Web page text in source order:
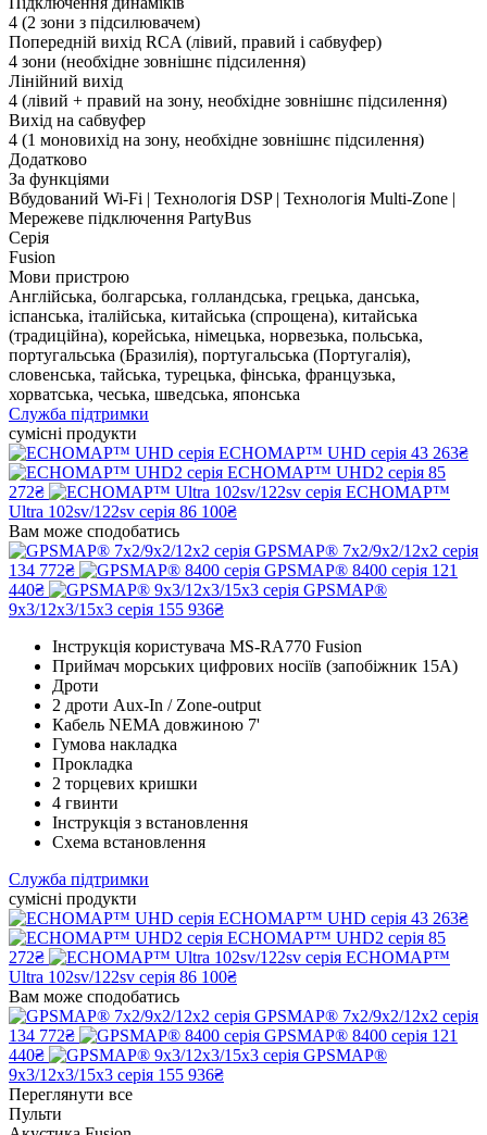
4 (2 зони з підсилювачем)
Попередній вихід RCA (лівий, правий і сабвуфер)
4 зони (необхідне зовнішнє підсилення)
Лінійний вихід
4 (лівий + правий на зону, необхідне зовнішнє підсилення)
Вихід на сабвуфер
4 (1 моновихід на зону, необхідне зовнішнє підсилення)
Додатково
За функціями
Вбудований Wi-Fi | Технологія DSP | Технологія Multi-Zone |
Мережеве підключення PartyBus
Серія
Fusion
Мови пристрою
Англійська, болгарська, голландська, грецька, данська,
іспанська, італійська, китайська (спрощена), китайська
(традиційна), корейська, німецька, норвезька, польська,
португальська (Бразилія), португальська (Португалія),
словенська, тайська, турецька, фінська, французька,
хорватська, чеська, шведська, японська
Служба підтримки
сумісні продукти
ECHOMAP™ UHD серія 43 263₴
ECHOMAP™ UHD2 серія 85
272₴
ECHOMAP™
Ultra 102sv/122sv серія 86 100₴
Вам може сподобатись
GPSMAP® 7x2/9x2/12x2 серія
134 772₴
GPSMAP® 8400 серія 121
440₴
GPSMAP®
9x3/12x3/15x3 серія 155 936₴
Інструкція користувача MS-RA770 Fusion
Приймач морських цифрових носіїв (запобіжник 15A)
Дроти
2 дроти Aux-In / Zone-output
Кабель NEMA довжиною 7'
Гумова накладка
Прокладка
2 торцевих кришки
4 гвинти
Інструкція з встановлення
Схема встановлення
Служба підтримки
сумісні продукти
ECHOMAP™ UHD серія 43 263₴
ECHOMAP™ UHD2 серія 85
272₴
ECHOMAP™
Ultra 102sv/122sv серія 86 100₴
Вам може сподобатись
GPSMAP® 7x2/9x2/12x2 серія
134 772₴
GPSMAP® 8400 серія 121
440₴
GPSMAP®
9x3/12x3/15x3 серія 155 936₴
Переглянути все
Пульти